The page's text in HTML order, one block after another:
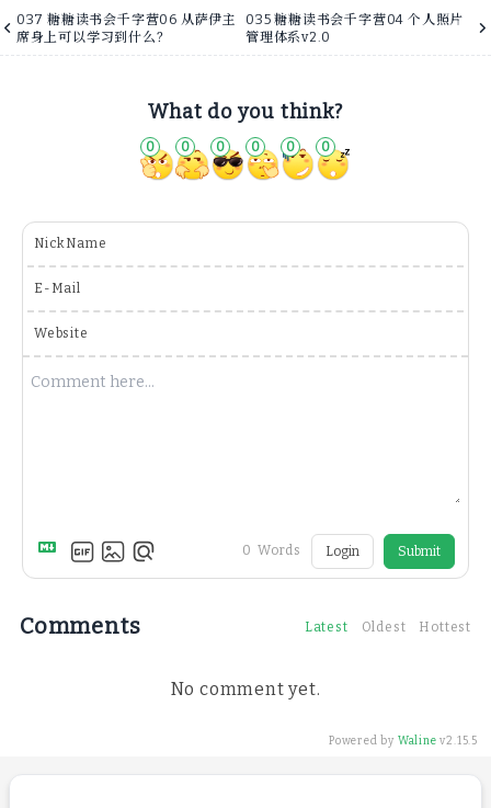
037 糖糖读书会千字营06 从萨伊主
席身上可以学习到什么？
035 糖糖读书会千字营04 个人照片
管理体系v2.0
What do you think?
0 0 0 0 0 0
NickName
E-Mail
Website
0 Words Login Submit
Comments Latest Oldest Hottest
No comment yet.
Powered by Waline v2.15.5